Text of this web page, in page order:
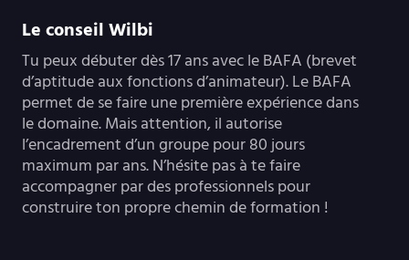
Le conseil Wilbi
Tu peux débuter dès 17 ans avec le BAFA (brevet
d’aptitude aux fonctions d’animateur). Le BAFA
permet de se faire une première expérience dans
le domaine. Mais attention, il autorise
l’encadrement d’un groupe pour 80 jours
maximum par ans. N’hésite pas à te faire
accompagner par des professionnels pour
construire ton propre chemin de formation !